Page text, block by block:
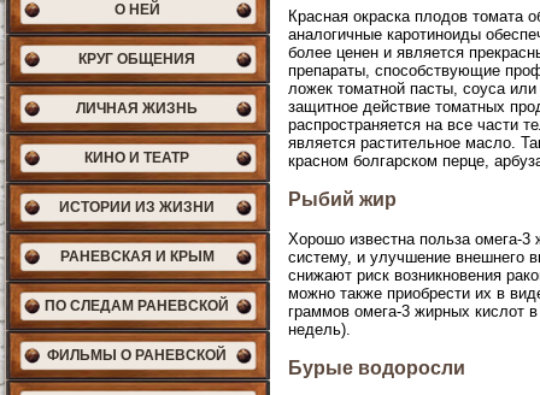
О НЕЙ
КРУГ ОБЩЕНИЯ
ЛИЧНАЯ ЖИЗНЬ
КИНО И ТЕАТР
ИСТОРИИ ИЗ ЖИЗНИ
РАНЕВСКАЯ И КРЫМ
ПО СЛЕДАМ РАНЕВСКОЙ
ФИЛЬМЫ О РАНЕВСКОЙ
Красная окраска плодов томата
аналогичные каротиноиды
более ценен и является
препараты, способствующие
ложек томатной пасты, соуса
защитное действие томатных
распространяется на все части
является растительное масло.
красном болгарском перце,
Рыбий жир
Хорошо известна польза омега-
систему, и улучшение внешнего
снижают риск возникновения
можно также приобрести их в
граммов омега-3 жирных кислот
недель).
Бурые водоросли